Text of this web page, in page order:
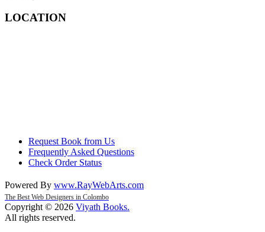
LOCATION
Request Book from Us
Frequently Asked Questions
Check Order Status
Powered By www.RayWebArts.com
The Best Web Designers in Colombo
Copyright © 2026 Viyath Books.
All rights reserved.